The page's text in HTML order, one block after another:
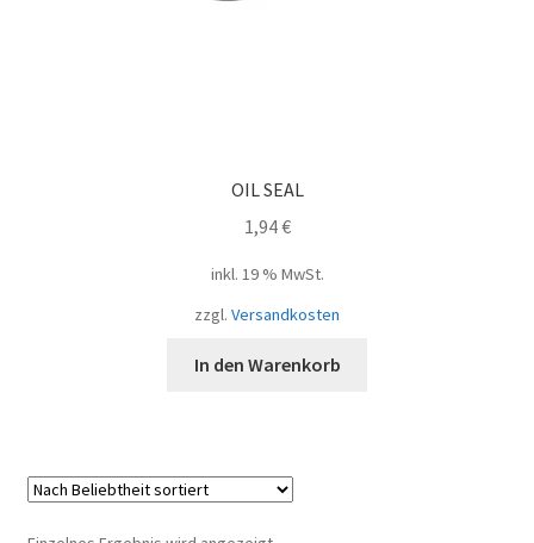
OIL SEAL
1,94€
inkl. 19 % MwSt.
zzgl. Versandkosten
In den Warenkorb